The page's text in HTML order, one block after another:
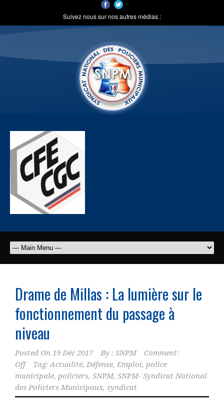
Suivez nous sur nos autres médias :
Drame de Millas : La lumière sur le
fonctionnement du passage à
niveau
Posted On 19 Déc 2017 By : SNPM
Comment:
Off
Tag:Actualité, Défense, Emploi, police
municipale, policiers, SNPM, SNPM- Syndicat National
des Policiers Municipaux, syndicat